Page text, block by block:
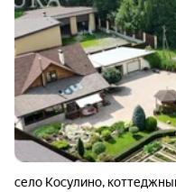
село Косулино,